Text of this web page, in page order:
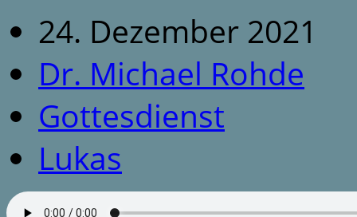
24. Dezember 2021
Dr. Michael Rohde
Gottesdienst
Lukas